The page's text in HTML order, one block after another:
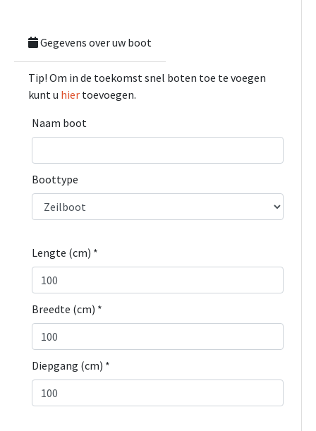
Gegevens over uw boot
Tip! Om in de toekomst snel boten toe te voegen
kunt u hier toevoegen.
Naam boot
Boottype
Lengte (cm) *
Breedte (cm) *
Diepgang (cm) *